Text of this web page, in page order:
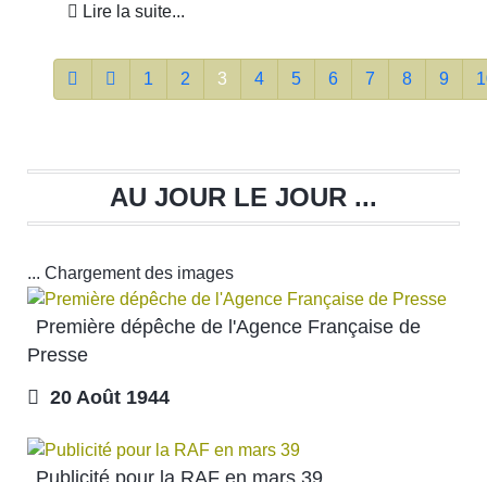
Lire la suite...
1 2 3 4 5 6 7 8 9
AU JOUR LE JOUR ...
... Chargement des images
Première dépêche de l'Agence Française de
Presse
20 Août 1944
Publicité pour la RAF en mars 39